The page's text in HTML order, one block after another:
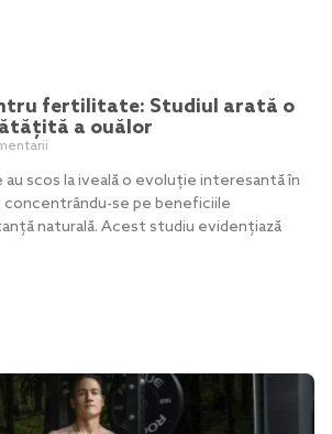
fertilitate: Studiul arată o
a ouălor
scos la iveală o evoluție interesantă în
se pe beneficiile
naturală. Acest studiu evidențiază